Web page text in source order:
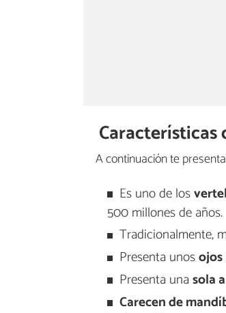
A continuación te
Es uno de los
500 millones de años.
Tradicionalmente,
Presenta unos
Presenta unasola
Carecen de